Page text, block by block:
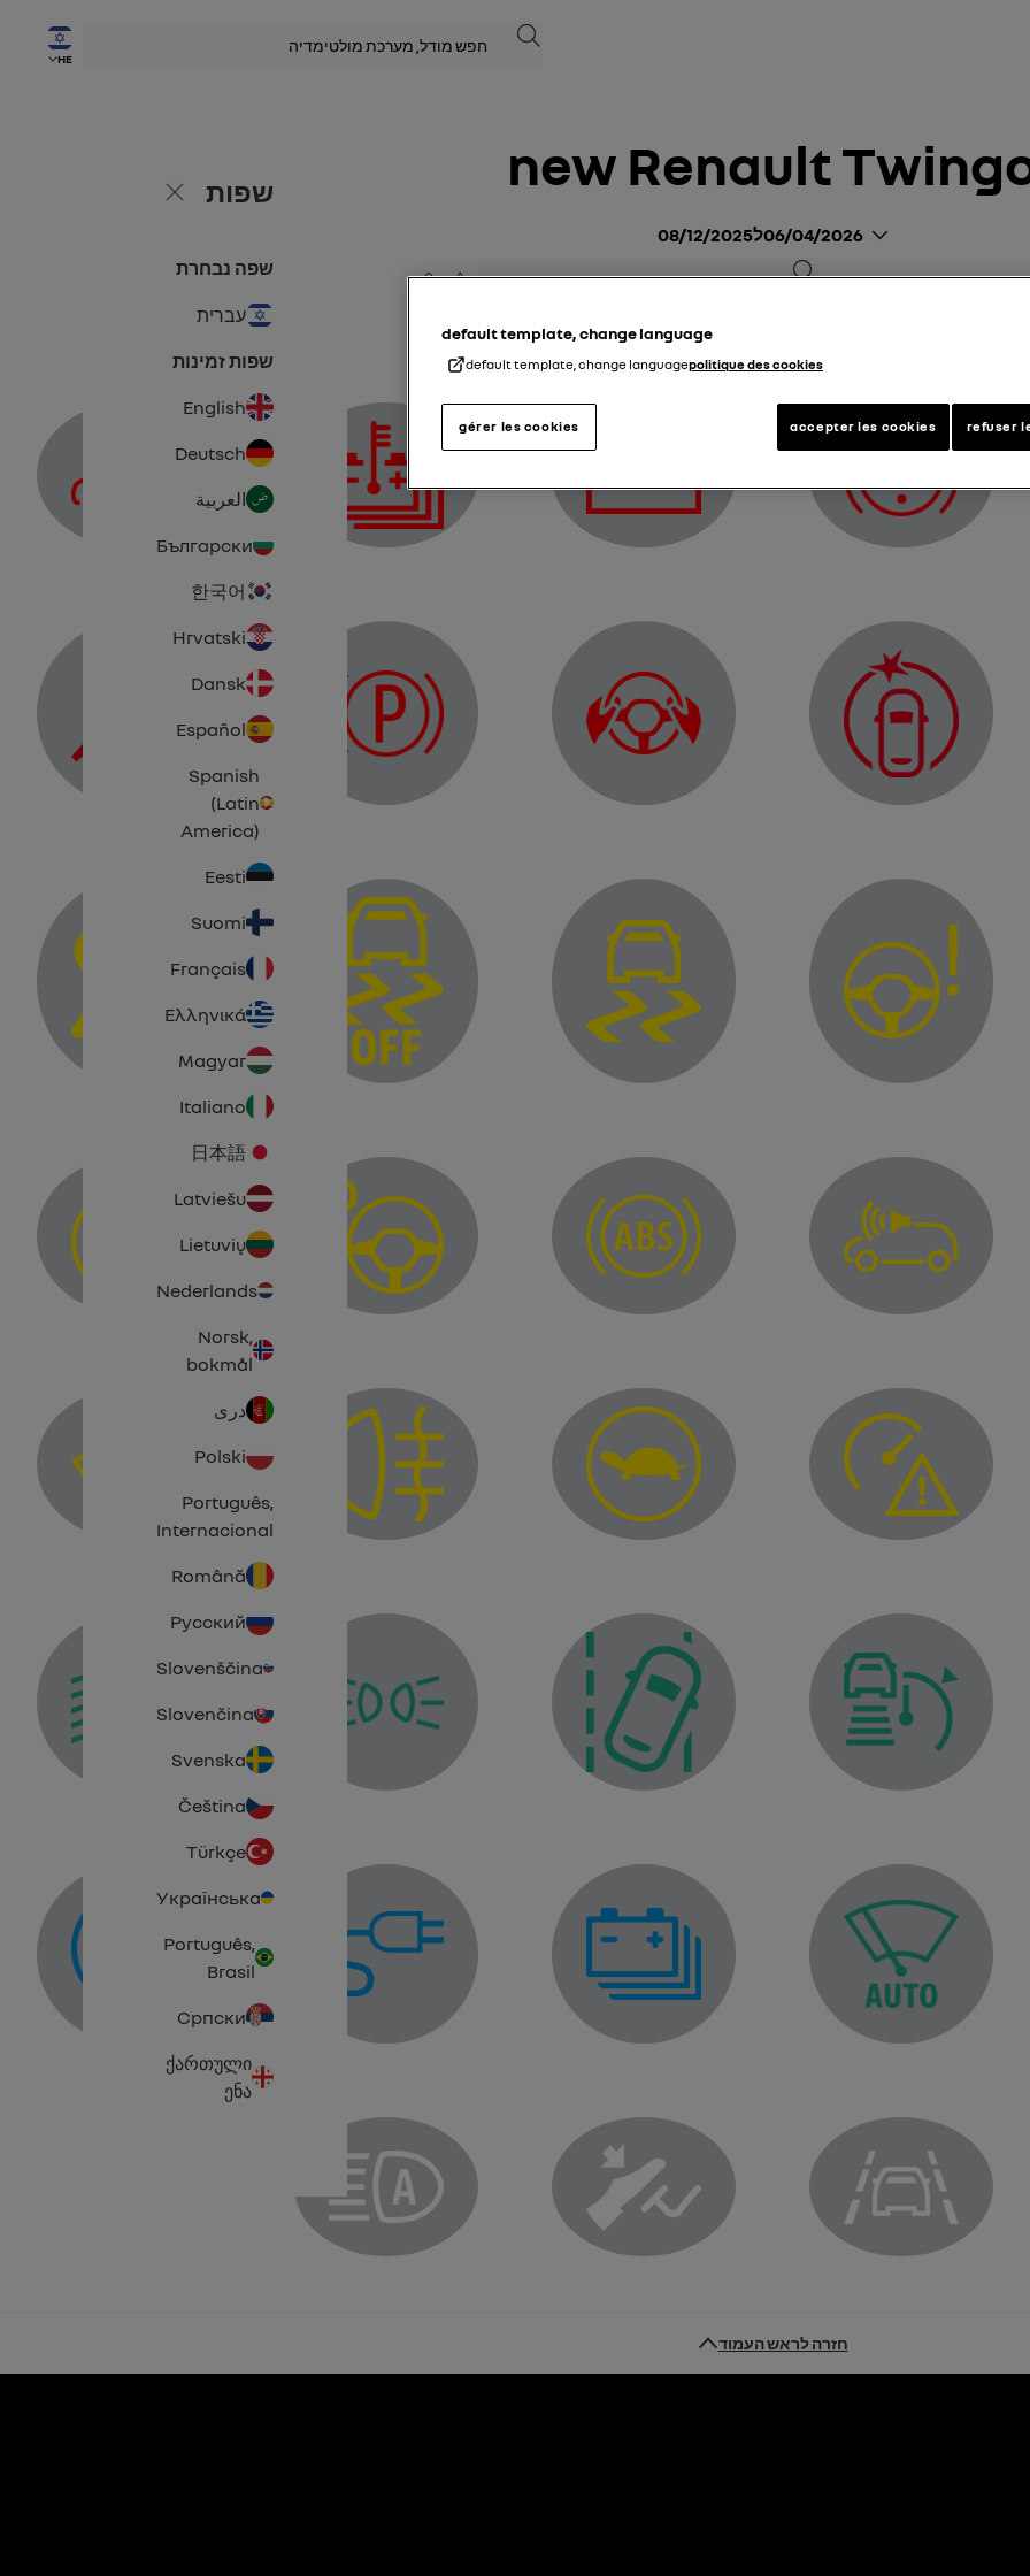
לְחַפֵּשׂ
HE
שפות סגור
שפה נבחרת
עברית
שפות זמינות
English
Deutsch
العربية
Български
한국어
Hrvatski
Dansk
Español
Spanish
(Latin
America)
Eesti
Suomi
Français
Ελληνικά
Magyar
Italiano
日本語
Latviešu
Lietuvių
Nederlands
Norsk,
bokmål
دری
Polski
Português,
Internacional
Română
Русский
Slovenščina
Slovenčina
Svenska
Čeština
Türkçe
Українська
Português,
Brasil
Српски
ქართული
ენა
new Renault
08/12/2025ל06/04/2026
אזהרה מדריך PDF חיפוש
לְחַפֵּשׂ
Brake circuit fault warning light
Electrotechnical system warning light
fault warning light
Traction
Warning light of the "Active emergency braking" function
Electronic parking brake warning light
reminder warning light
Variable power assisted steering warning light
Electronic stability control (ESC) and traction control system warning light
and/or traction control system deactivation warning light
fault warning light
Pedestrian horn fault warning light
Anti-lock braking warning light
"Hands-free parking" function warning light
braking" function
Malfunction warning light for "Distraction"
Overspeed warning light
Limited performance warning light
Rear fog light tell-tale
level warning light
Adaptive cruise control warning light Stop and Go
Lane departure warning light
beam headlight tell-tale
Right-hand
Automatic wiping function warning light
Traction battery gauge indicator light
Charging cable plugged in warning light
warning light
Lane departure prevention system warning light
Brake pedal warning light
Automatic main beam headlight indicator light
חזרה לראש העמוד
default template, change language
default template, change languagepolitique des cookies
refuser
accepter les cookies
gérer les cookies